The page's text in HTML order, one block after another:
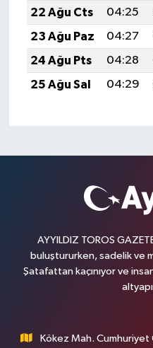
22 Ağu Cts
04:25
23 Ağu Paz
04:27
24 Ağu Pts
04:28
25 Ağu Sal
04:29
AYYILDIZ TOROS
buluştururken, sadelik ve
Şatafattan kaçınıyor ve
Kökez Mah.